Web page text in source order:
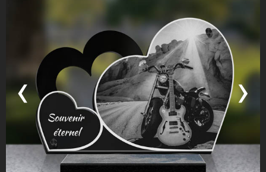
‹ ›